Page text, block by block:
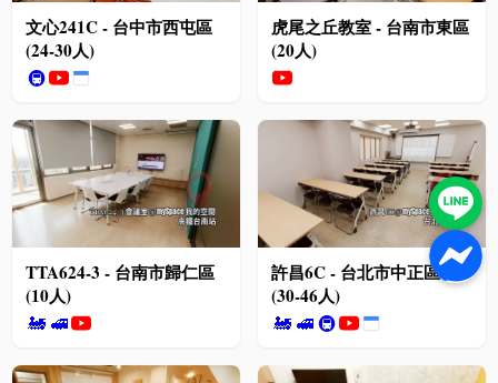
文心241C - 台中市西屯區
(24-30人)
🚇
虎尾之丘教室 - 台南市東區
(20人)
TTA624-3 - 台南市歸仁區
(10人)
🚂 🚅
許昌6C - 台北市中正區
(30-46人)
🚂 🚅🚇